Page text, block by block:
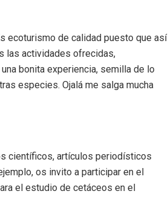
ecoturismo de calidad puesto que así
las actividades ofrecidas,
bonita experiencia, semilla de lo
especies. Ojalá me salga mucha
científicos, artículos periodísticos
os invito a participar en el
el estudio de cetáceos en el